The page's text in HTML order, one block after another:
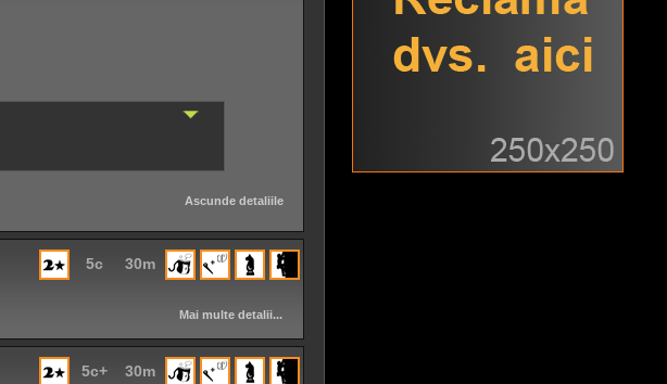
Ascunde detaliile
30m
5c
Mai multe detalii...
30m
5c+